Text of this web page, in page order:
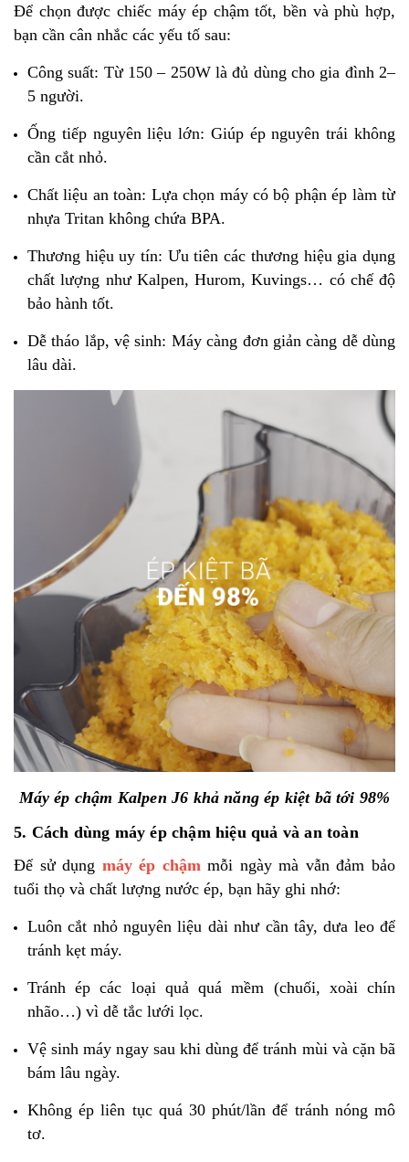
Để chọn được chiếc máy ép chậm tốt, bền và phù hợp,
bạn cần cân nhắc các yếu tố sau:
Công suất: Từ 150 – 250W là đủ dùng cho gia đình 2–
5 người.
Ống tiếp nguyên liệu lớn: Giúp ép nguyên trái không
cần cắt nhỏ.
Chất liệu an toàn: Lựa chọn máy có bộ phận ép làm từ
nhựa Tritan không chứa BPA.
Thương hiệu uy tín: Ưu tiên các thương hiệu gia dụng
chất lượng như Kalpen, Hurom, Kuvings… có chế độ
bảo hành tốt.
Dễ tháo lắp, vệ sinh: Máy càng đơn giản càng dễ dùng
lâu dài.
Máy ép chậm Kalpen J6 khả năng ép kiệt bã tới 98%
5. Cách dùng máy ép chậm hiệu quả và an toàn
Để sử dụng máy ép chậm mỗi ngày mà vẫn đảm bảo
tuổi thọ và chất lượng nước ép, bạn hãy ghi nhớ:
Luôn cắt nhỏ nguyên liệu dài như cần tây, dưa leo để
tránh kẹt máy.
Tránh ép các loại quả quá mềm (chuối, xoài chín
nhão…) vì dễ tắc lưới lọc.
Vệ sinh máy ngay sau khi dùng để tránh mùi và cặn bã
bám lâu ngày.
Không ép liên tục quá 30 phút/lần để tránh nóng mô
tơ.